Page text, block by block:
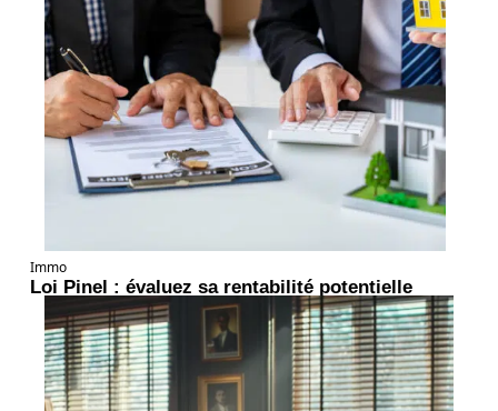
Immo
Loi Pinel : évaluez sa rentabilité potentielle